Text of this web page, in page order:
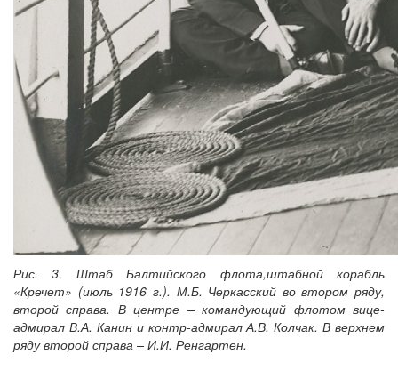
Рис. 3. Штаб Балтийского флота,штабной корабль
«Кречет» (июль 1916 г.). М.Б. Черкасский во втором ряду,
второй справа. В центре – командующий флотом вице-
адмирал В.А. Канин и контр-адмирал А.В. Колчак. В верхнем
ряду второй справа – И.И. Ренгартен.